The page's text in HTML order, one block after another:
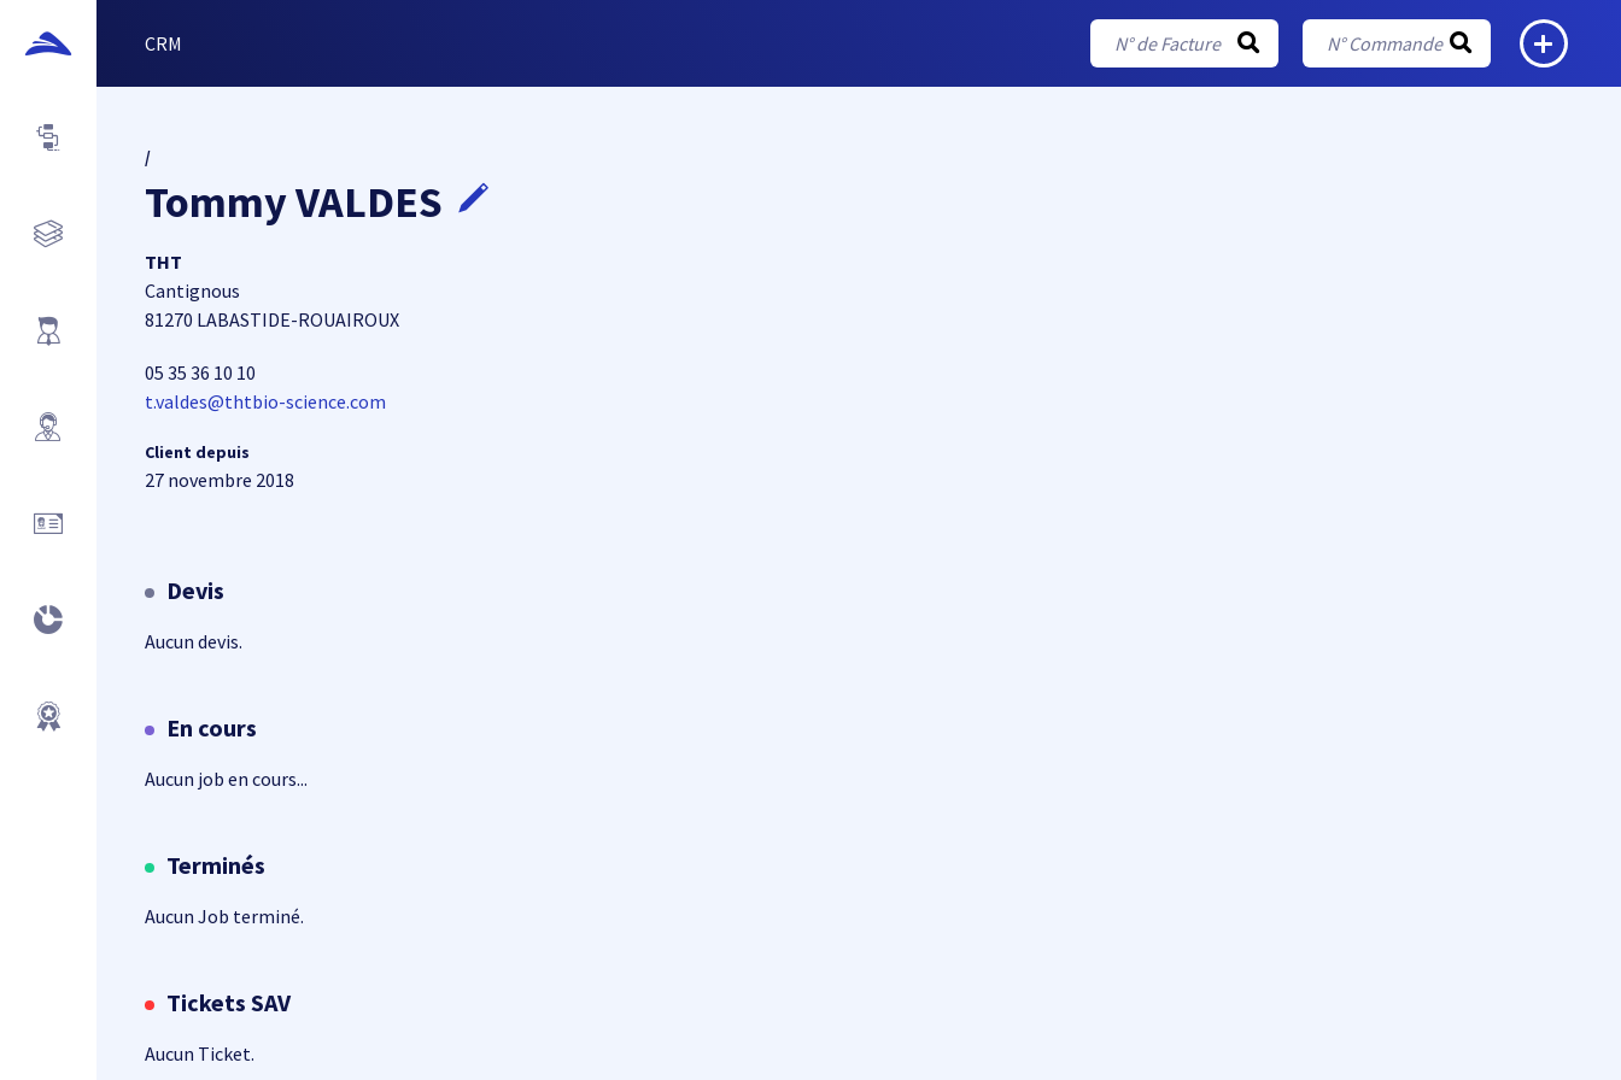
CRM
/
Tommy VALDES
THT
Cantignous
81270 LABASTIDE-ROUAIROUX
05 35 36 10 10
t.valdes@thtbio-science.com
Client depuis
27 novembre 2018
Devis
Aucun devis.
En cours
Aucun job en cours...
Terminés
Aucun Job terminé.
Tickets SAV
Aucun Ticket.